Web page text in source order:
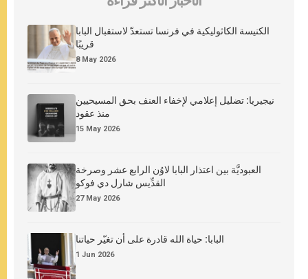
الكنيسة الكاثوليكية في فرنسا تستعدّ لاستقبال البابا
قريبًا
8 May 2026
نيجيريا: تضليل إعلامي لإخفاء العنف بحق المسيحيين
منذ عقود
15 May 2026
العبوديَّة بين اعتذار البابا لاوُن الرابع عشر وصرخة
القدِّيس شارل دي فوكو
27 May 2026
البابا: حياة الله قادرة على أن تغيّر حياتنا
1 Jun 2026